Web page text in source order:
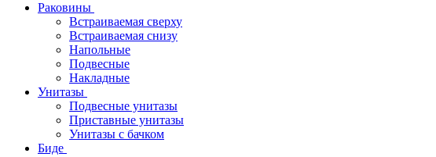
Раковины
Встраиваемая сверху
Встраиваемая снизу
Напольные
Подвесные
Накладные
Унитазы
Подвесные унитазы
Приставные унитазы
Унитазы с бачком
Биде